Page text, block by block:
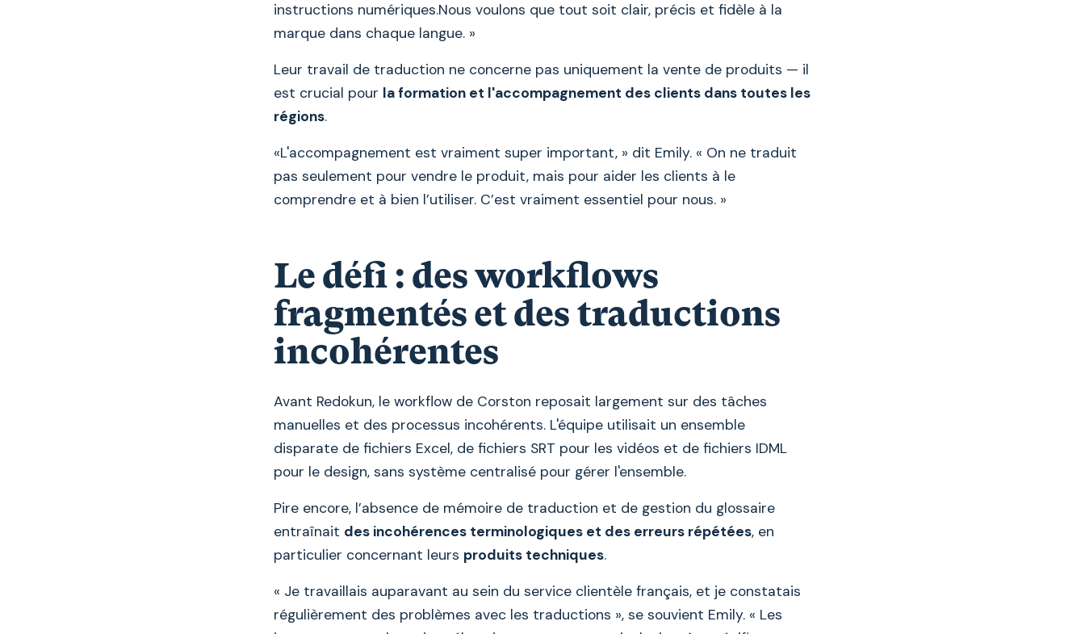
instructions numériques.Nous voulons que tout soit clair, précis et fidèle à la
marque dans chaque langue. »
Leur travail de traduction ne concerne pas uniquement la vente de produits — il
est crucial pour la formation et l'accompagnement des clients dans toutes les
régions.
«L'accompagnement est vraiment super important, » dit Emily. « On ne traduit
pas seulement pour vendre le produit, mais pour aider les clients à le
comprendre et à bien l’utiliser. C’est vraiment essentiel pour nous. »
Le défi : des workflows
fragmentés et des traductions
incohérentes
Avant Redokun, le workflow de Corston reposait largement sur des tâches
manuelles et des processus incohérents. L'équipe utilisait un ensemble
disparate de fichiers Excel, de fichiers SRT pour les vidéos et de fichiers IDML
pour le design, sans système centralisé pour gérer l'ensemble.
Pire encore, l’absence de mémoire de traduction et de gestion du glossaire
entraînait des incohérences terminologiques et des erreurs répétées, en
particulier concernant leurs produits techniques.
« Je travaillais auparavant au sein du service clientèle français, et je constatais
régulièrement des problèmes avec les traductions », se souvient Emily. « Les